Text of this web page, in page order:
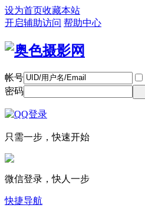
设为首页收藏本站
开启辅助访问 帮助中心
帐号
密码
只需一步，快速开始
微信登录，快人一步
快捷导航